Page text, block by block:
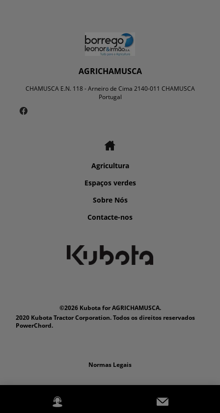
AGRICHAMUSCA
CHAMUSCA E.N. 118 - Arneiro de Cima 2140-011 CHAMUSCA
Portugal
Agricultura
Espaços verdes
Sobre Nós
Contacte-nos
©2026 Kubota for AGRICHAMUSCA.
2020 Kubota Tractor Corporation. Todos os direitos reservados
PowerChord.
Normas Legais